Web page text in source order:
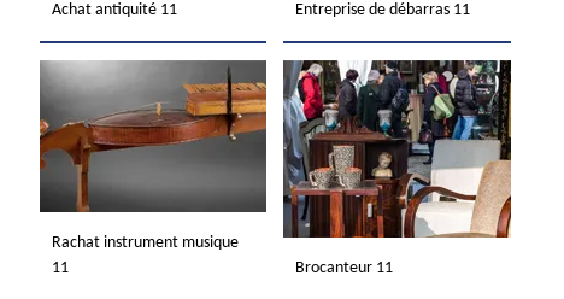
Achat antiquité 11 Entreprise de débarras 11
Rachat instrument musique
11
Brocanteur 11